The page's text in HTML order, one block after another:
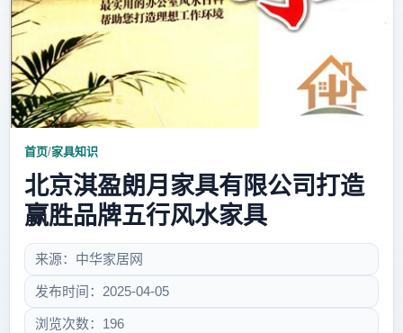
首页/家具知识
北京淇盈朗月家具有限公司打造
赢胜品牌五行风水家具
来源：中华家居网
发布时间：2025-04-05
浏览次数：196